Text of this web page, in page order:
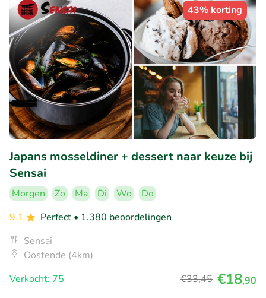
43% korting
Japans mosseldiner + dessert naar keuze bij
Sensai
Morgen Zo Ma Di Wo
Do
9.1
Perfect • 1.380 beoordelingen
Sensai
Oostende (4km)
Verkocht: 75
€33,45 €18,90